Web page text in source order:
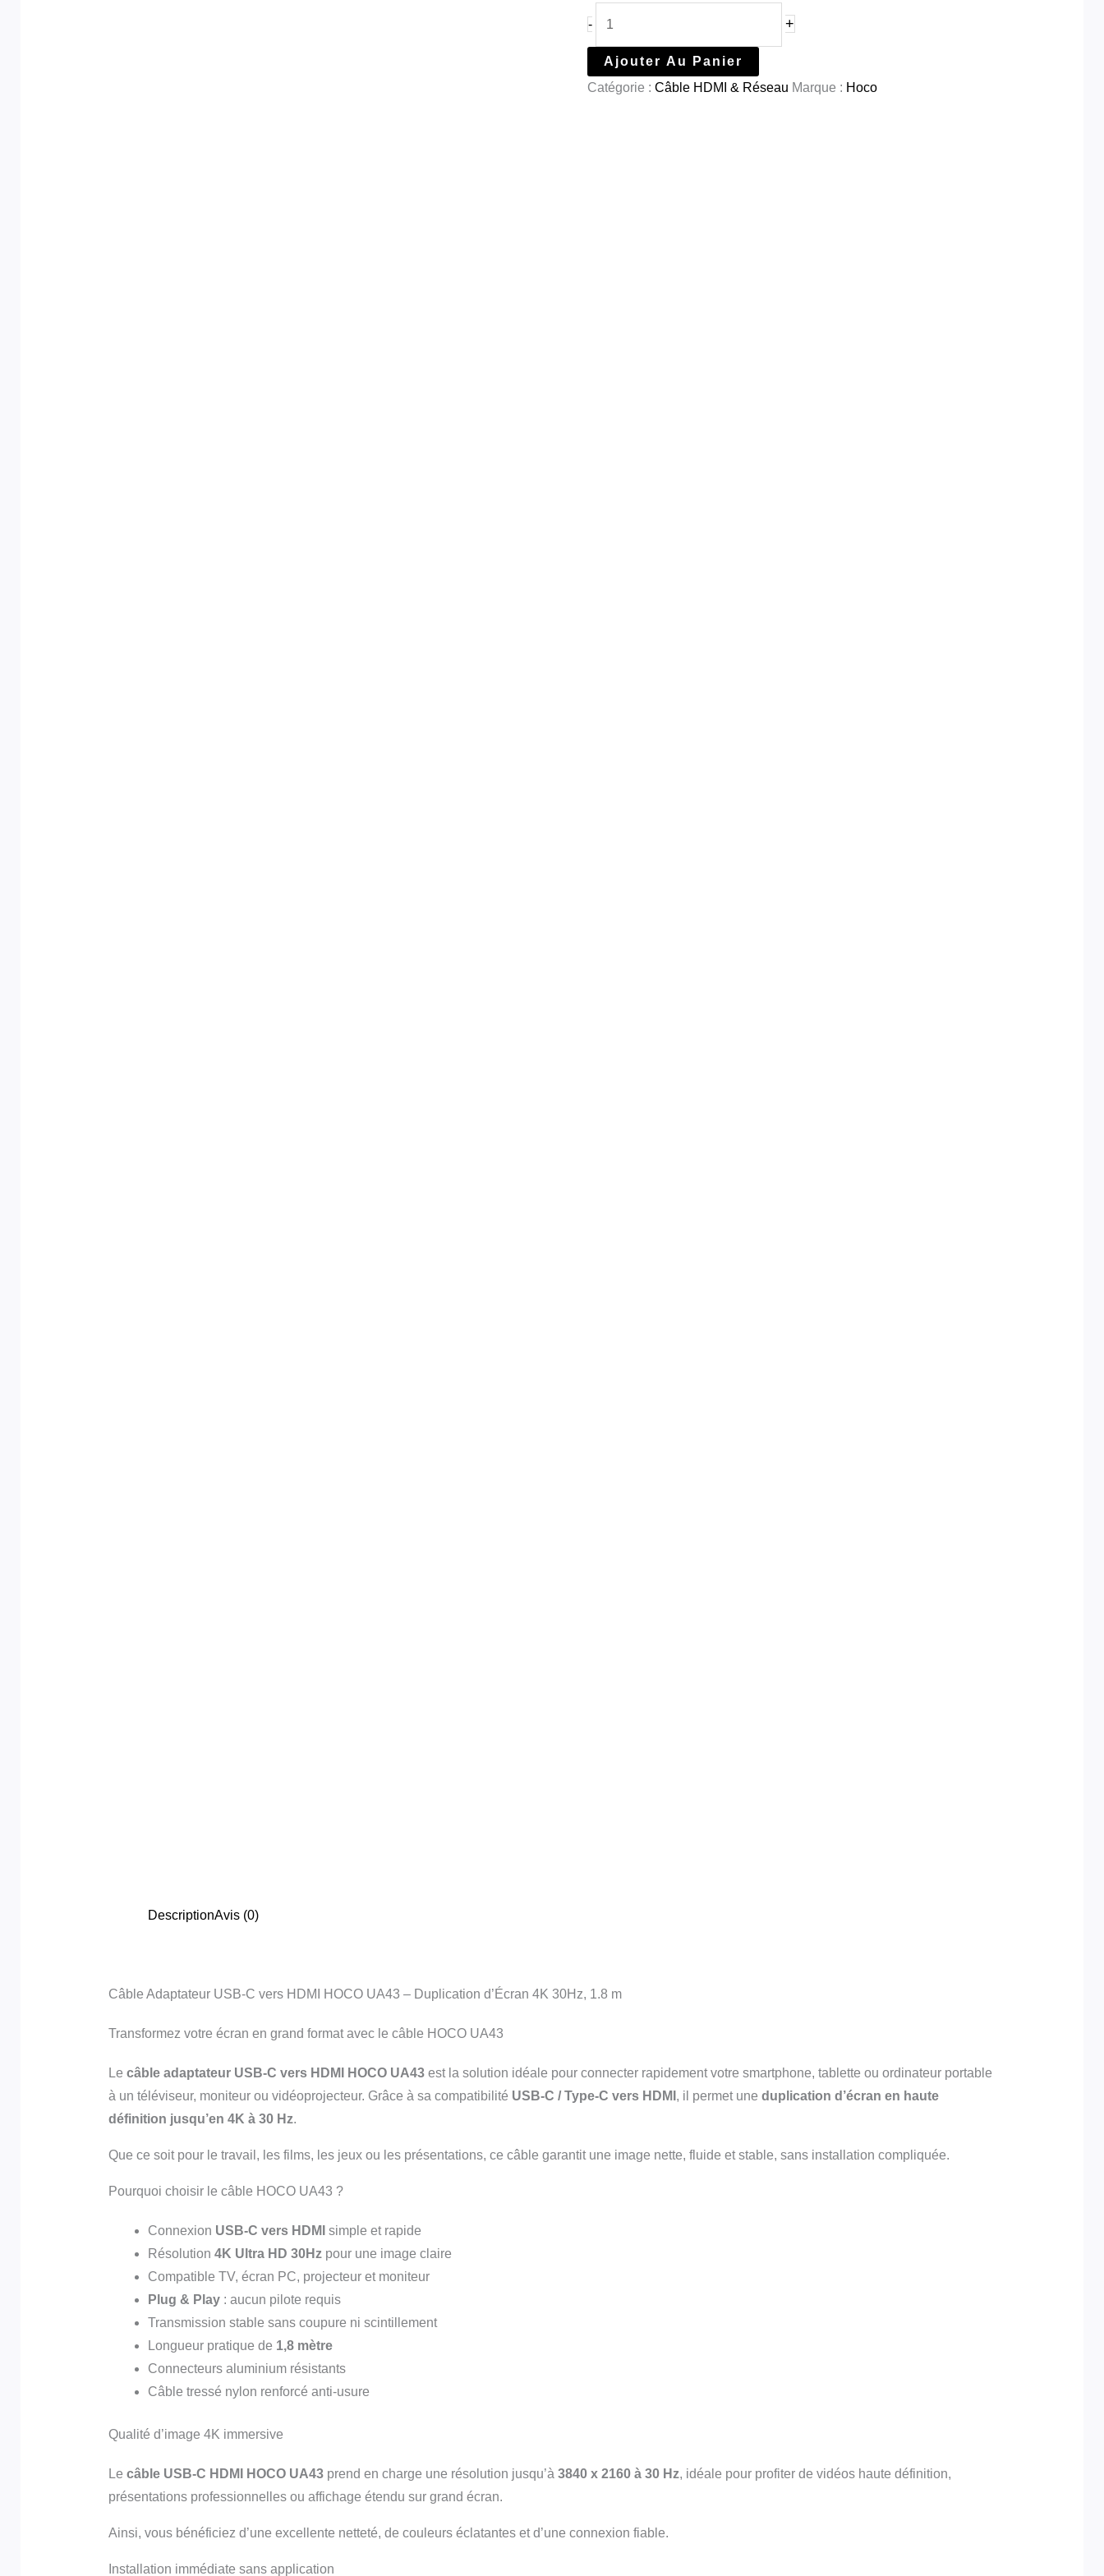
- +
Ajouter Au Panier
Catégorie :Câble HDMI & Réseau Marque : Hoco
DescriptionAvis (0)
Câble Adaptateur USB-C vers HDMI HOCO UA43 – Duplication d’Écran 4K 30Hz, 1.8 m
Transformez votre écran en grand format avec le câble HOCO UA43
Le câble adaptateur USB-C vers HDMI HOCO UA43est la solution idéale pour connecter rapidement votre smartphone, tablette ou ordinateur portable
à un téléviseur, moniteur ou vidéoprojecteur. Grâce à sa compatibilité USB-C / Type-C vers HDMI , il permet une duplication d’écran en haute
définition jusqu’en 4K à 30 Hz.
Que ce soit pour le travail, les films, les jeux ou les présentations, ce câble garantit une image nette, fluide et stable, sans installation compliquée.
Pourquoi choisir le câble HOCO UA43 ?
Connexion USB-C vers HDMI simple et rapide
Résolution 4K Ultra HD 30Hzpour une image claire
Compatible TV, écran PC, projecteur et moniteur
Plug & Play: aucun pilote requis
Transmission stable sans coupure ni scintillement
Longueur pratique de 1,8 mètre
Connecteurs aluminium résistants
Câble tressé nylon renforcé anti-usure
Qualité d’image 4K immersive
Le câble USB-C HDMI HOCO UA43prend en charge une résolution jusqu’à 3840 x 2160 à 30 Hz, idéale pour profiter de vidéos haute définition,
présentations professionnelles ou affichage étendu sur grand écran.
Ainsi, vous bénéficiez d’une excellente netteté, de couleurs éclatantes et d’une connexion fiable.
Installation immédiate sans application